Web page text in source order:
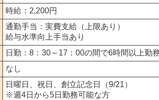
時給：2,200円
通勤手当：実費支給（上限あり）
給与水準向上手当あり
日勤：8：30～17：00の間で6時間以上勤
なし
日曜日、祝日、創立記念日（9/21）
※週4日から5日勤務可能な方